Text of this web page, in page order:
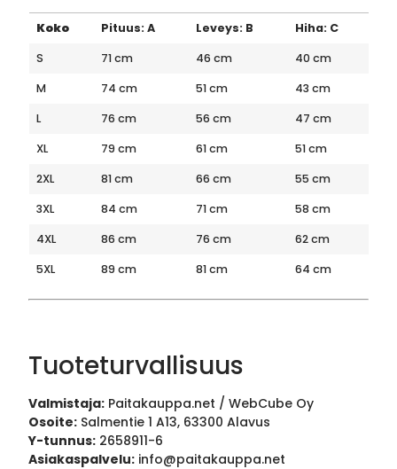
Koko Pituus: A Leveys: B
Hiha: C
S
71 cm 46 cm
40 cm
M
74 cm 51 cm
43 cm
L
76 cm 56 cm
47 cm
XL
79 cm 61 cm
51 cm
2XL
81 cm 66 cm
55 cm
3XL
84 cm 71 cm
58 cm
4XL
86 cm 76 cm
62 cm
5XL
89 cm 81 cm 64 cm
Tuoteturvallisuus
Valmistaja: Paitakauppa.net / WebCube Oy
Osoite: Salmentie 1 A13, 63300 Alavus
Y-tunnus: 2658911-6
Asiakaspalvelu: info@paitakauppa.net